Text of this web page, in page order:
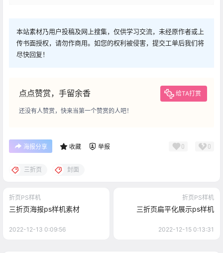
本站素材乃用户投稿及网上搜集，仅供学习交流，未经原作者或上
传书面授权，请勿作商用。如您的权利被侵害，提交工单后我们将
尽快回复！
点点赞赏，手留余香 给TA打赏
还没有人赞赏，快来当第一个赞赏的人吧！
海报分享 收藏 举报 0 0
三折页 封面
折页PS样机
三折页海报ps样机素材
2022-12-13 0:09:56
折页PS样机
三折页扁平化展示ps样机
2022-12-15 0:13:31